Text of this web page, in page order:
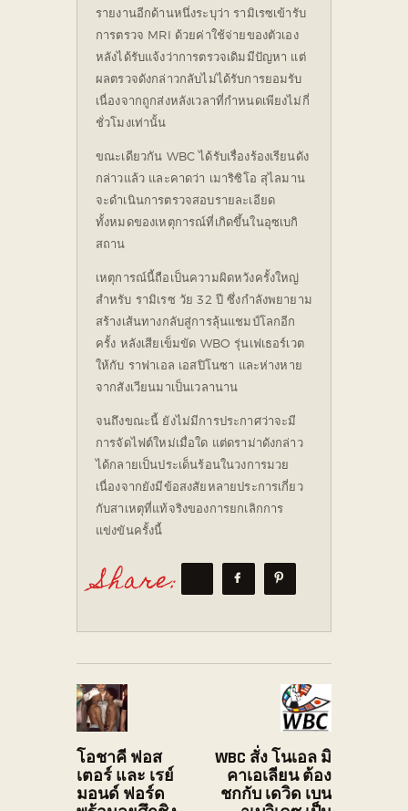
รายงานอีกด้านหนึ่งระบุว่า รามิเรซเข้ารับ
การตรวจ MRI ด้วยค่าใช้จ่ายของตัวเอง
หลังได้รับแจ้งว่าการตรวจเดิมมีปัญหา แต่
ผลตรวจดังกล่าวกลับไม่ได้รับการยอมรับ
เนื่องจากถูกส่งหลังเวลาที่กำหนดเพียงไม่กี่
ชั่วโมงเท่านั้น
ขณะเดียวกัน WBC ได้รับเรื่องร้องเรียนดัง
กล่าวแล้ว และคาดว่า เมาริซิโอ สุไลมาน
จะดำเนินการตรวจสอบรายละเอียด
ทั้งหมดของเหตุการณ์ที่เกิดขึ้นในอุซเบกิ
สถาน
เหตุการณ์นี้ถือเป็นความผิดหวังครั้งใหญ่
สำหรับ รามิเรซ วัย 32 ปี ซึ่งกำลังพยายาม
สร้างเส้นทางกลับสู่การลุ้นแชมป์โลกอีก
ครั้ง หลังเสียเข็มขัด WBO รุ่นเฟเธอร์เวต
ให้กับ ราฟาเอล เอสปิโนซา และห่างหาย
จากสังเวียนมาเป็นเวลานาน
จนถึงขณะนี้ ยังไม่มีการประกาศว่าจะมี
การจัดไฟต์ใหม่เมื่อใด แต่ดราม่าดังกล่าว
ได้กลายเป็นประเด็นร้อนในวงการมวย
เนื่องจากยังมีข้อสงสัยหลายประการเกี่ยว
กับสาเหตุที่แท้จริงของการยกเลิกการ
แข่งขันครั้งนี้
Share:
โอชาคี ฟอส
เตอร์ และ เรย์
มอนด์ ฟอร์ด
WBC สั่ง โนเอล มิ
คาเอเลียน ต้อง
ชกกับ เดวิด เบน